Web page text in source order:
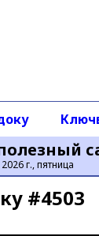
г., пятница
#4503